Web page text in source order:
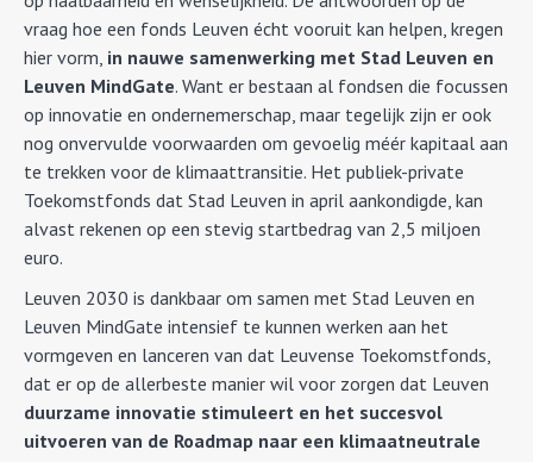
vraag hoe een fonds Leuven écht vooruit kan helpen, kregen
hier vorm, in nauwe samenwerking met Stad Leuven en
Leuven MindGate. Want er bestaan al fondsen die focussen
op innovatie en ondernemerschap, maar tegelijk zijn er ook
nog onvervulde voorwaarden om gevoelig méér kapitaal aan
te trekken voor de klimaattransitie. Het publiek-private
Toekomstfonds dat Stad Leuven in april aankondigde, kan
alvast rekenen op een stevig startbedrag van 2,5 miljoen
euro.
Leuven 2030 is dankbaar om samen met Stad Leuven en
Leuven MindGate intensief te kunnen werken aan het
vormgeven en lanceren van dat Leuvense Toekomstfonds,
dat er op de allerbeste manier wil voor zorgen dat Leuven
duurzame innovatie stimuleert en het succesvol
uitvoeren van de Roadmap naar een klimaatneutrale